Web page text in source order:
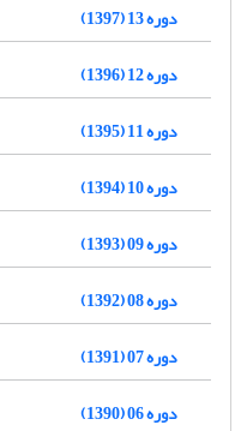
دوره 13 (1397)
دوره 12 (1396)
دوره 11 (1395)
دوره 10 (1394)
دوره 09 (1393)
دوره 08 (1392)
دوره 07 (1391)
دوره 06 (1390)